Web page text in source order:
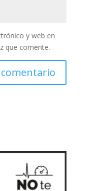
y web en
que comente.